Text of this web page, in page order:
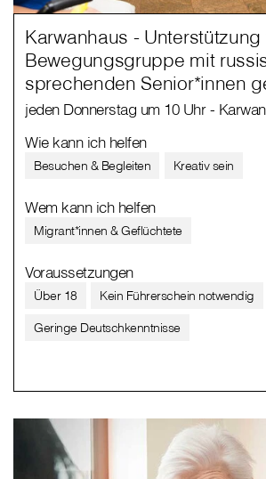
Karwanhaus - Unterstützung
Bewegungsgruppe mit
sprechenden Senior*innen
jeden Donnerstag um 10 Uhr -
Wie kann ich helfen
Besuchen & Begleiten Kreativ sein
Wem kann ich helfen
Migrant*innen & Geflüchtete
Voraussetzungen
Über 18
Kein Führerschein notwendig
Geringe Deutschkenntnisse